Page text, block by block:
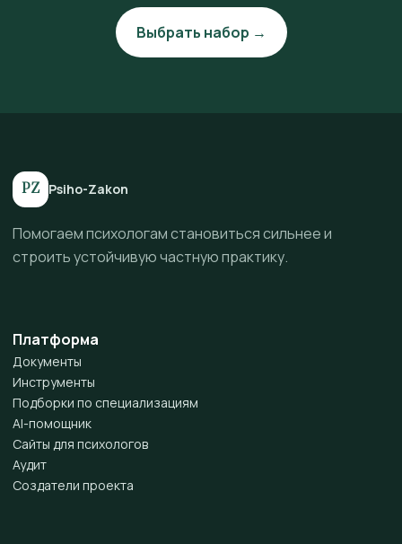
Выбрать набор →
PZ Psiho-Zakon
Помогаем психологам становиться сильнее и
строить устойчивую частную практику.
Платформа
Документы
Инструменты
Подборки по специализациям
AI-помощник
Сайты для психологов
Аудит
Создатели проекта